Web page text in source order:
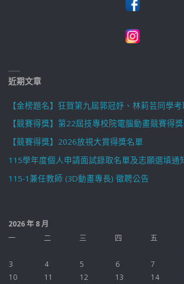
近期文章
【金榜題名】狂賀第九屆郭冠妤、林莉芸同學
【競賽得獎】第22屆技專校院電腦動畫競賽得
【競賽得獎】2026放視大賞得獎名單
115學年度個人申請面試錄取名單及志願選填通
115-1兼任教師 (3D動畫專長) 徵聘公告
2026 年 8 月
一
二 三 四 五
3
4 5 6 7
10
11 12 13 14